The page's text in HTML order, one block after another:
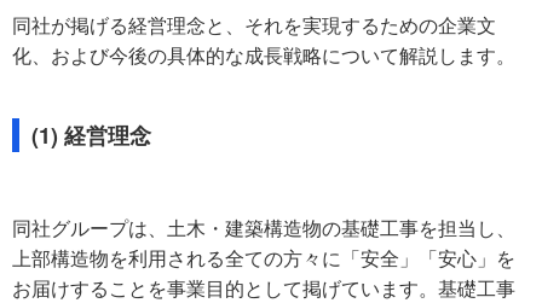
同社が掲げる経営理念と、それを実現するための企業文
化、および今後の具体的な成長戦略について解説します。
(1) 経営理念
同社グループは、土木・建築構造物の基礎工事を担当し、
上部構造物を利用される全ての方々に「安全」「安心」を
お届けすることを事業目的として掲げています。基礎工事